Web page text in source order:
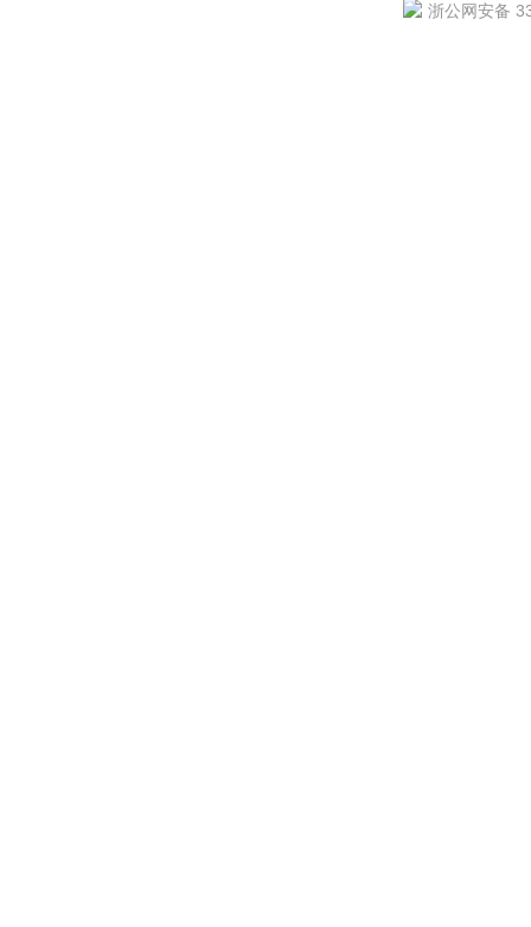
浙公网安备